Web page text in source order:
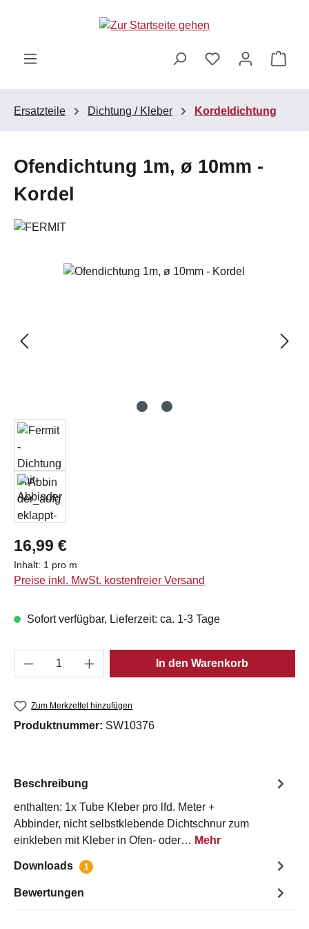
Zum Hauptinhalt springen
Ersatzteile Dichtung / Kleber Kordeldichtung
Ofendichtung 1m, ø 10mm -
Kordel
Bildergalerie überspringen
Regulärer Preis:
16,99 €
Inhalt: 1 pro m
Preise inkl. MwSt. kostenfreier Versand
Sofort verfügbar, Lieferzeit: ca. 1-3 Tage
Produkt Anzahl: Gib den gewünschten
In den Warenkorb
Zum Merkzettel hinzufügen
Produktnummer: SW10376
Beschreibung
enthalten: 1x Tube Kleber pro lfd. Meter +
Abbinder, nicht selbstklebende Dichtschnur zum
einkleben mit Kleber in Ofen- oder… Mehr
Downloads 1
Bewertungen